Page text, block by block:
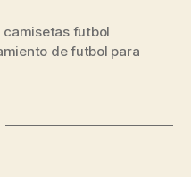
camisetas futbol
de futbol para